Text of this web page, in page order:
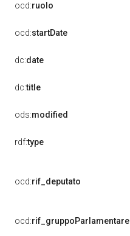
ocd:ruolo
ocd:startDate
dc:date
dc:title
ods:modified
rdf:type
ocd:rif_deputato
ocd:rif_gruppoParlamentare